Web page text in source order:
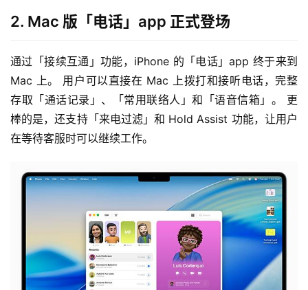
2. Mac 版「电话」app 正式登场
通过「接续互通」功能，iPhone 的「电话」app 终于来到
Mac 上。 用户可以直接在 Mac 上拨打和接听电话，完整
存取「通话记录」、「常用联络人」和「语音信箱」。 更
棒的是，还支持「来电过滤」和 Hold Assist 功能，让用户
在等待客服时可以继续工作。